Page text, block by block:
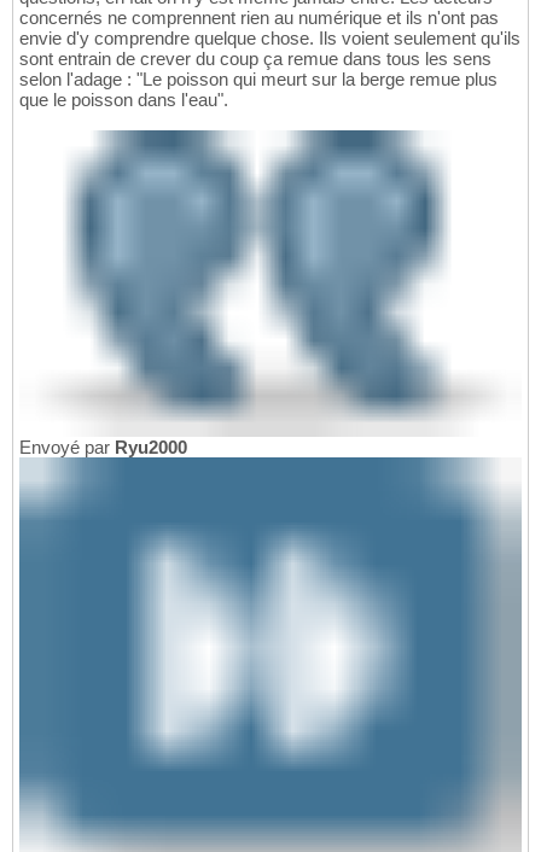
concernés ne comprennent rien au numérique et ils n'ont pas
envie d'y comprendre quelque chose. Ils voient seulement qu'ils
sont entrain de crever du coup ça remue dans tous les sens
selon l'adage : "Le poisson qui meurt sur la berge remue plus
que le poisson dans l'eau".
Envoyé par Ryu2000